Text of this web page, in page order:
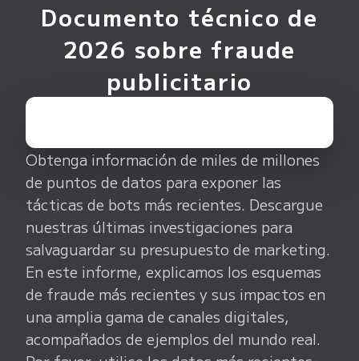
Documento técnico de
2026 sobre fraude
publicitario
Obtenga información de miles de millones
de puntos de datos para exponer las
tácticas de bots más recientes. Descargue
nuestras últimas investigaciones para
salvaguardar su presupuesto de marketing.
En este informe, explicamos los esquemas
de fraude más recientes y sus impactos en
una amplia gama de canales digitales,
acompañados de ejemplos del mundo real.